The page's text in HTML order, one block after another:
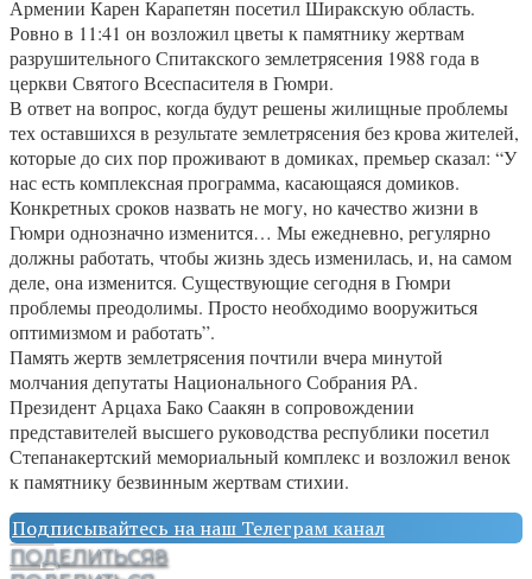
Армении Карен Карапетян посетил Ширакскую область.
Ровно в 11:41 он возложил цветы к памятнику жертвам
разрушительного Спитакского землетрясения 1988 года в
церкви Святого Всеспасителя в Гюмри.
В ответ на вопрос, когда будут решены жилищные проблемы
тех оставшихся в результате землетрясения без крова жителей,
которые до сих пор проживают в домиках, премьер сказал: “У
нас есть комплексная программа, касающаяся домиков.
Конкретных сроков назвать не могу, но качество жизни в
Гюмри однозначно изменится… Мы ежедневно, регулярно
должны работать, чтобы жизнь здесь изменилась, и, на самом
деле, она изменится. Существующие сегодня в Гюмри
проблемы преодолимы. Просто необходимо вооружиться
оптимизмом и работать”.
Память жертв землетрясения почтили вчера минутой
молчания депутаты Национального Собрания РА.
Президент Арцаха Бако Саакян в сопровождении
представителей высшего руководства республики посетил
Степанакертский мемориальный комплекс и возложил венок
к памятнику безвинным жертвам стихии.
Подписывайтесь на наш Телеграм канал
ПОДЕЛИТЬСЯ8